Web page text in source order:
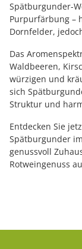
Spätburgunder-
Purpurfärbung –
Dornfelder,
Das
Waldbeeren,
würzigen und
sich
Struktur und
Entdecken Sie
Spätburgunder
genussvoll
Rotweingenuss